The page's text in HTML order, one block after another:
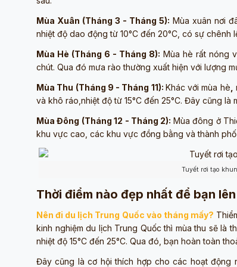
Mùa Xuân (Tháng 3 - Tháng 5): Mùa xuân nơi
nhiệt độ dao động từ 10°C đến 20°C, có sự chênh
Mùa Hè (Tháng 6 - Tháng 8): Mùa hè rất nóng
chút. Qua đó mưa rào thường xuất hiện với lượng
Mùa Thu (Tháng 9 - Tháng 11): Khác với mùa hè
và khô ráo,nhiệt độ từ 15°C đến 25°C. Đây cũng
Mùa Đông (Tháng 12 - Tháng 2): Mùa đông ở
khu vực cao, các khu vực đồng bằng và thành
Tuyết rơi tạo
Thời điểm nào đẹp nhất để bạn
Nên đi du lịch Trung Quốc vào tháng mấy?
kinh nghiệm du lịch Trung Quốc thì mùa thu sẽ là
nhiệt độ 15°C đến 25°C. Qua đó, bạn hoàn toàn
Đây cũng là cơ hội thích hợp cho các hoạt động